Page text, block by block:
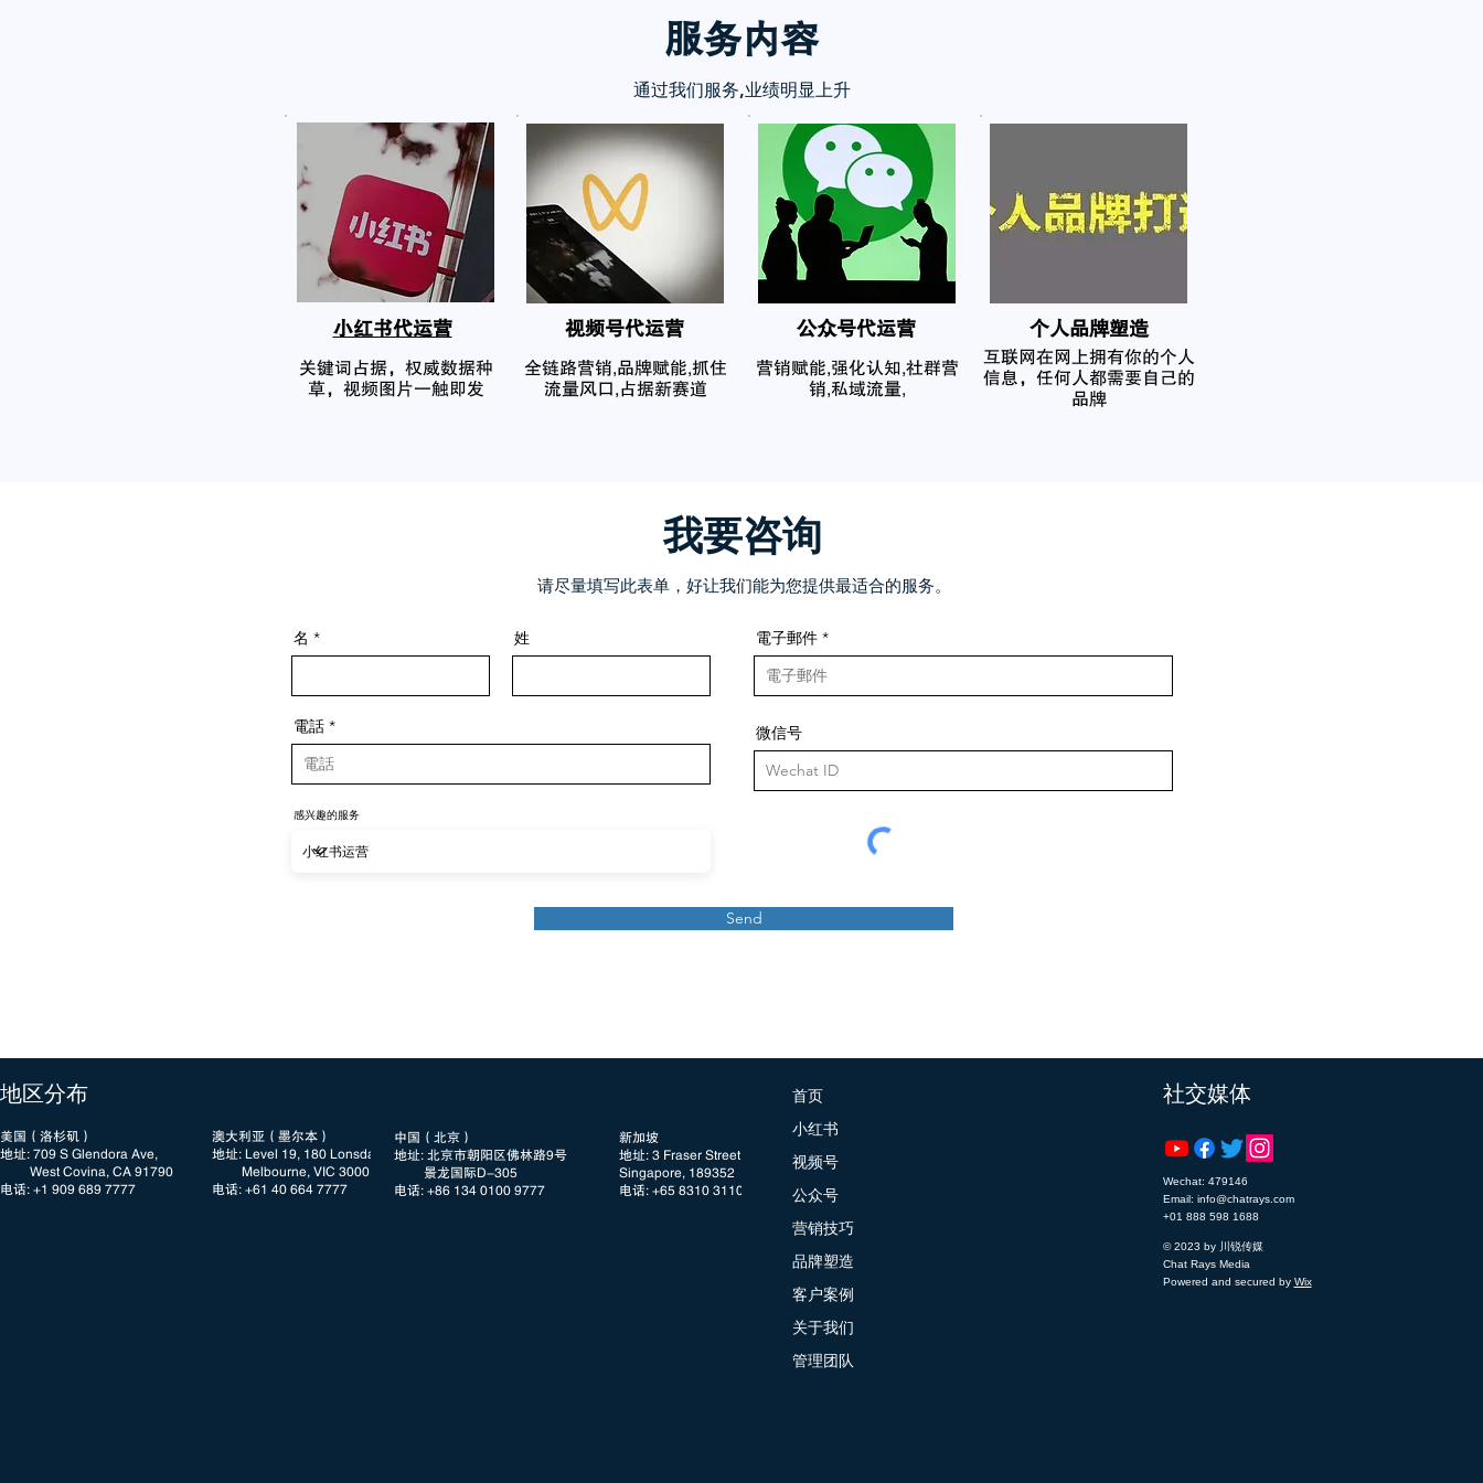
服务内容
通过我们服务,业绩明显上升
小红书代运营
关键词占据，权威数据种
草，视频图片一触即发
​视频号代运营
全链路营销,品牌赋能,抓住
流量风口,占据新赛道
公众号代运营
营销赋能,强化认知,社群营
销,私域流量,
个人品牌塑造
互联网在网上拥有你的个人
信息，任何人都需要自己的
品牌
我要咨询
请尽量填写此表单，好让我们能为您提供最适合的服务。
名 姓
電話
感兴趣的服务
電子郵件
微信号
Send
​地区分布
美国（洛杉矶）
地址: 709 S Glendora Ave,
West Covina, CA 91790
电话: +1 909 689 7777​​
澳大利亚（墨尔本）
地址: Level 19, 180 Lonsdale Street
Melbourne, VIC 3000
电话: +61 40 664 7777
中国（北京）
地址: 北京市朝阳区佛林路9号
景龙国际D-305
电话: +86 134 0100 9777
新加坡
地址: 3 Fraser Street, #08 DUO Tower
Singapore, 189352
电话: +65 8310 3110
首页
小红书
视频号
公众号
营销技巧
品牌塑造
客户案例
关于我们
管理团队
​社交媒体
Wechat: 479146
Email: info@chatrays.com
+01 888 598 1688
© 2023 by 川锐传媒
Chat Rays Media
Powered and secured by Wix